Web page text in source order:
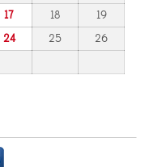
17 18
19
24 25
26